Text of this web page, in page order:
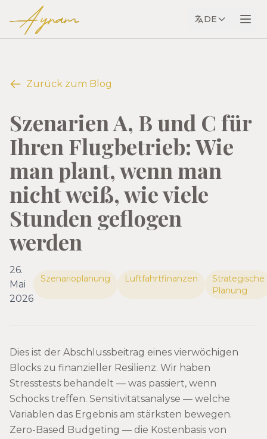
Ayram DE
Zurück zum Blog
Szenarien A, B und C für
Ihren Flugbetrieb: Wie
man plant, wenn man
nicht weiß, wie viele
Stunden geflogen
werden
26.
Mai
2026
Szenarioplanung Luftfahrtfinanzen
Strategische
Planung
Dies ist der Abschlussbeitrag eines vierwöchigen
Blocks zu finanzieller Resilienz. Wir haben
Stresstests behandelt — was passiert, wenn
Schocks treffen. Sensitivitätsanalyse — welche
Variablen das Ergebnis am stärksten bewegen.
Zero-Based Budgeting — die Kostenbasis von